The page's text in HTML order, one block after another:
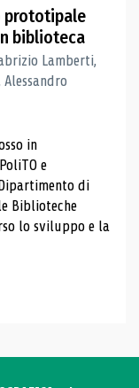
prototipale
biblioteca
Lamberti,
in
e
di
Biblioteche
lo sviluppo e la